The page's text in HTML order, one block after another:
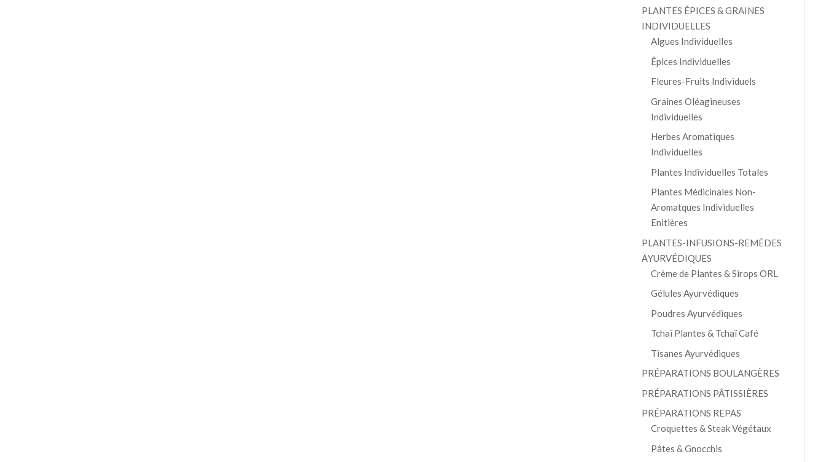
PLANTES ÉPICES & GRAINES
INDIVIDUELLES
Algues Individuelles
Épices Individuelles
Fleures-Fruits Individuels
Graines Oléagineuses
Individuelles
Herbes Aromatiques
Individuelles
Plantes Individuelles Totales
Plantes Médicinales Non-
Aromatques Individuelles
Enitières
PLANTES-INFUSIONS-REMÈDES
ĀYURVÉDIQUES
Crème de Plantes & Sirops ORL
Gélules Ayurvédiques
Poudres Ayurvédiques
Tchaï Plantes & Tchaï Café
Tisanes Ayurvédiques
PRÉPARATIONS BOULANGÈRES
PRÉPARATIONS PÂTISSIÈRES
PRÉPARATIONS REPAS
Croquettes & Steak Végétaux
Pâtes & Gnocchis